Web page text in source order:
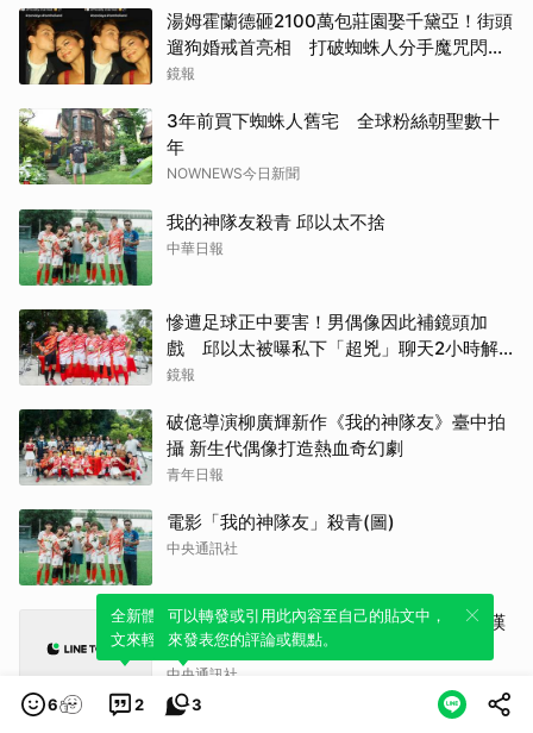
湯姆霍蘭德砸2100萬包莊園娶千黛亞！街頭
遛狗婚戒首亮相 打破蜘蛛人分手魔咒閃爆
全場
鏡報
3年前買下蜘蛛人舊宅 全球粉絲朝聖數十
年
NOWNEWS今日新聞
我的神隊友殺青 邱以太不捨
中華日報
慘遭足球正中要害！男偶像因此補鏡頭加
戲 邱以太被曝私下「超兇」聊天2小時解
心結
鏡報
破億導演柳廣輝新作《我的神隊友》臺中拍
攝 新生代偶像打造熱血奇幻劇
青年日報
電影「我的神隊友」殺青(圖)
中央通訊社
我的神隊友殺青 劇組情誼深厚邱以太感嘆
不捨
中央通訊社
哪家戲院最值得衝？《愛你致死不渝》特典
6 2
全新體驗！一鍵引用此內容，透過發布貼
文來輕鬆表達個人立場。
3
可以轉發或引用此內容至自己的貼文中，
來發表您的評論或觀點。